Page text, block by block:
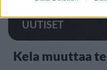
UUTISET
Kela muuttaa